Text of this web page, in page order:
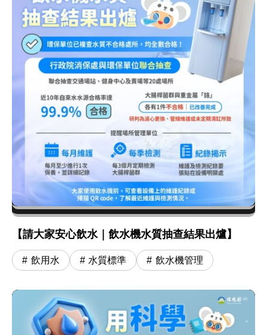
【請大家安心飲水｜飲水機水質抽查結果出爐】
飲用水 水質標準 飲水機管理